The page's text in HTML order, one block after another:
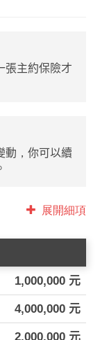
張主約保險才
動，你可以續
展開細項
1,000,000 元
4,000,000 元
2,000,000 元